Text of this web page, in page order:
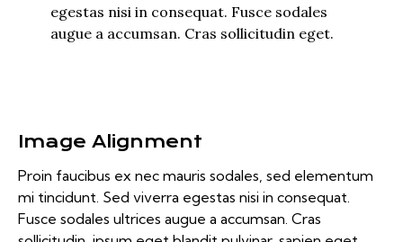
egestas nisi in consequat. Fusce sodales
augue a accumsan. Cras sollicitudin eget.
Image Alignment
Proin faucibus ex nec mauris sodales, sed elementum
mi tincidunt. Sed viverra egestas nisi in consequat.
Fusce sodales ultrices augue a accumsan. Cras